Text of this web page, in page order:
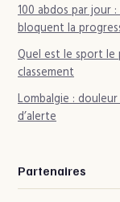
100 abdos par jour
bloquent la
Quel est le sport le
classement
Lombalgie :
d’alerte
Partenaires